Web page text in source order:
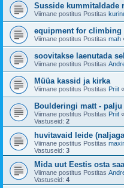
Susside kummitaldade
Viimane postitus Postitas
equipment for climbing
Viimane postitus Postitas mah
soovitakse laenutada
Viimane postitus Postitas
Müüa kassid ja kirka
Viimane postitus Postitas Priit «
Boulderingi matt - palju
Viimane postitus Postitas Priit «
Vastuseid: 2
huvitavaid leide
Viimane postitus Postitas
Vastuseid: 3
Mida uut Eestis osta
Viimane postitus Postitas
Vastuseid: 4